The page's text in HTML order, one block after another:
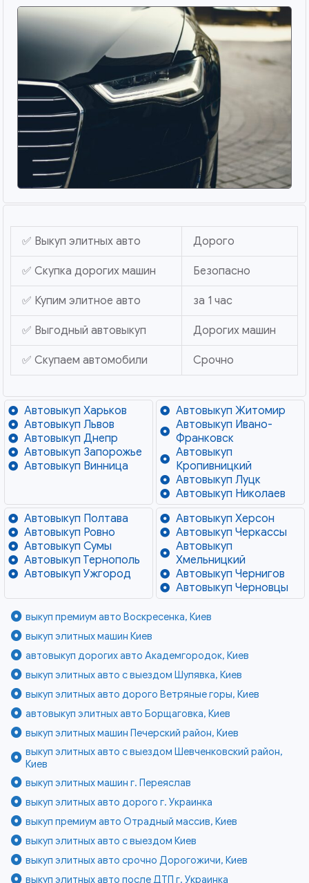
✅ Выкуп элитных авто Дорого
✅ Скупка дорогих машин Безопасно
✅ Купим элитное авто за 1 час
✅ Выгодный автовыкуп Дорогих машин
✅ Скупаем автомобили Срочно
Автовыкуп Харьков
Автовыкуп Львов
Автовыкуп Днепр
Автовыкуп Запорожье
Автовыкуп Винница
Автовыкуп Житомир
Автовыкуп Ивано-
Франковск
Автовыкуп
Кропивницкий
Автовыкуп Луцк
Автовыкуп Николаев
Автовыкуп Полтава
Автовыкуп Ровно
Автовыкуп Сумы
Автовыкуп Тернополь
Автовыкуп Ужгород
Автовыкуп Херсон
Автовыкуп Черкассы
Автовыкуп
Хмельницкий
Автовыкуп Чернигов
Автовыкуп Черновцы
выкуп премиум авто Воскресенка, Киев
выкуп элитных машин Киев
автовыкуп дорогих авто Академгородок, Киев
выкуп элитных авто с выездом Шулявка, Киев
выкуп элитных авто дорого Ветряные горы, Киев
автовыкуп элитных авто Борщаговка, Киев
выкуп элитных машин Печерский район, Киев
выкуп элитных авто с выездом Шевченковский район,
Киев
выкуп элитных машин г. Переяслав
выкуп элитных авто дорого г. Украинка
выкуп премиум авто Отрадный массив, Киев
выкуп элитных авто с выездом Киев
выкуп элитных авто срочно Дорогожичи, Киев
выкуп элитных авто после ДТП г. Украинка